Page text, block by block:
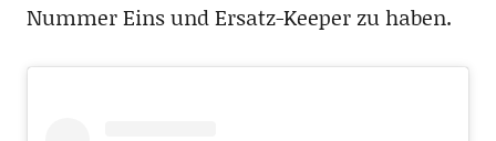
Nummer Eins und Ersatz-Keeper zu haben.